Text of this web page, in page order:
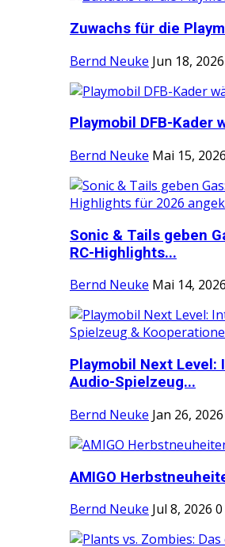
Zuwachs für die
Bernd Neuke Jun 18, 2026
Playmobil DFB-Kader
Bernd Neuke Mai 15, 2026
Sonic & Tails geben
RC-Highlights...
Bernd Neuke Mai 14, 2026
Playmobil Next Level:
Audio-Spielzeug...
Bernd Neuke Jan 26, 2026
AMIGO
Bernd Neuke Jul 8, 2026 0